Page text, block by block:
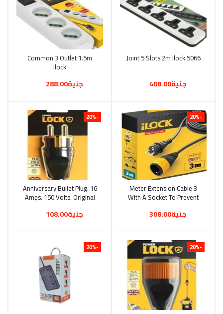
أضف إلى السلة
Joint 5 Slots 2m Ilock 5066
جنية408.00
أضف إلى السلة
Common 3 Outlet 1.5m
Ilock
جنية288.00
-20%
أضف إلى السلة
3 Meter Extension Cable
With A Socket To Prevent
Ilock5063جنية308.00
-20%
أضف إلى السلة
Anniversary Bullet Plug. 16
Amps. 150 Volts. Original
جنية108.00
-20%
-20%